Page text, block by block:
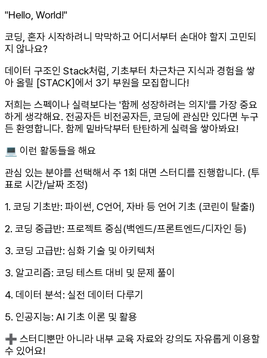
"Hello, World!"
코딩, 혼자 시작하려니 막막하고 어디서부터 손대야 할지 고민되
지 않나요?
데이터 구조인 Stack처럼, 기초부터 차근차근 지식과 경험을 쌓
아 올릴 [STACK]에서 3기 부원을 모집합니다!
저희는 스펙이나 실력보다는 '함께 성장하려는 의지'를 가장 중요
하게 생각해요. 전공자든 비전공자든, 코딩에 관심만 있다면 누구
든 환영합니다. 함께 밑바닥부터 탄탄하게 실력을 쌓아봐요!
💻 이런 활동들을 해요
관심 있는 분야를 선택해서 주 1회 대면 스터디를 진행합니다. (투
표로 시간/날짜 조정)
1. 코딩 기초반: 파이썬, C언어, 자바 등 언어 기초 (코린이 탈출!)
2. 코딩 중급반: 프로젝트 중심(백엔드/프론트엔드/디자인 등)
3. 코딩 고급반: 심화 기술 및 아키텍처
3. 알고리즘: 코딩 테스트 대비 및 문제 풀이
4. 데이터 분석: 실전 데이터 다루기
5. 인공지능: AI 기초 이론 및 활용
➕ 스터디뿐만 아니라 내부 교육 자료와 강의도 자유롭게 이용할
수 있어요!